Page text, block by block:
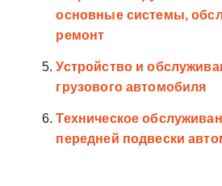
основные системы,
ремонт
Устройство и
грузового автомобиля
Техническое
передней подвески